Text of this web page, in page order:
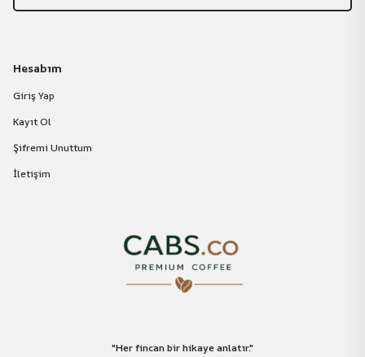
"Her fincan bir hikaye anlatır."
Hesabım
Giriş Yap
Kayıt Ol
Şifremi Unuttum
İletişim